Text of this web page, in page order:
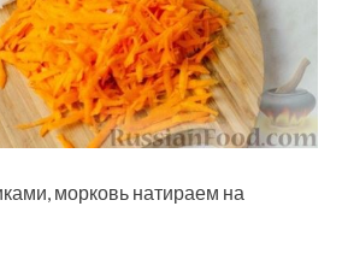
морковь натираем на